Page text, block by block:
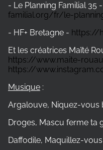
- Le Planning Familial 35 -
familial.org/fr/le-
- HF+ Bretagne - https://
Et les créatrices Maïté
https://www.maite-
https://
Musique :
Argalouve, Niquez-vous
Droges, Mascu ferme ta
Daffodile, Maquillez-